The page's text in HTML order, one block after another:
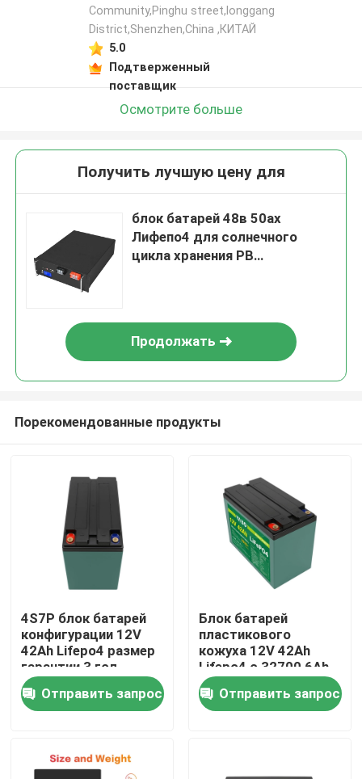
Домой
Видеозаписи
Community,Pinghu street,longgang
District,Shenzhen,China ,КИТАЙ
5.0
Подтверженный
поставщик
Осмотрите больше
Получить лучшую цену для
блок батарей 48в 50ах
Лифепо4 для солнечного
цикла хранения РВ
Продолжать
Порекомендованные продукты
4S7P блок батарей
конфигурации 12V
42Ah Lifepo4 размер
гарантии 3 год
компактный
Отправить запрос
Блок батарей
пластикового
кожуха 12V 42Ah
Lifepo4 с 32700 6Ah
конфигурацией
клеток 4S4P
Отправить запрос